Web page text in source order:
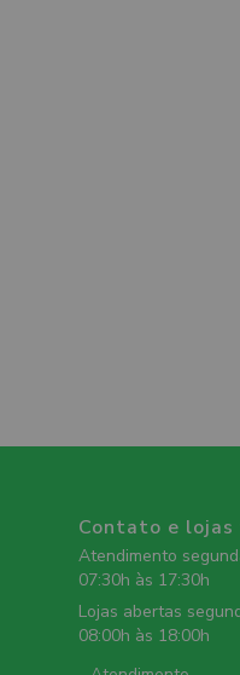
Contato e lojas
Atendimento
07:30h às 17:30h
Lojas abertas
08:00h às 18:00h